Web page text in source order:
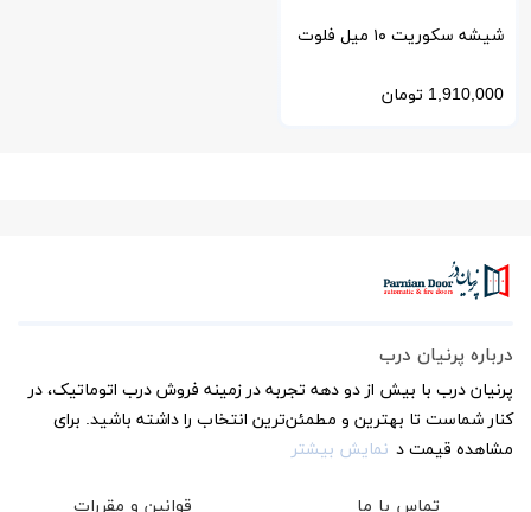
شیشه سکوریت ۱۰ میل فلوت
شفاف با برش سفارشی
1,910,000 تومان
درباره پرنیان درب
پرنیان درب با بیش از دو دهه تجربه در زمینه فروش درب اتوماتیک، در
کنار شماست تا بهترین و مطمئن‌ترین انتخاب را داشته باشید. برای
مشاهده قیمت د نمایش بیشتر
تماس با ما قوانین و مقررات